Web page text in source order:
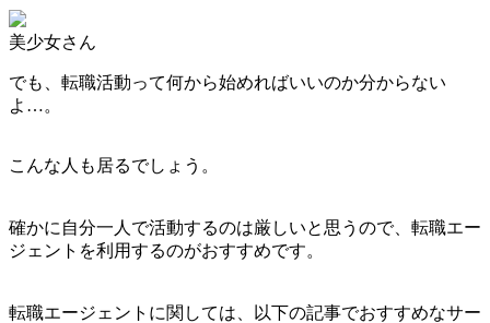
美少女さん
でも、転職活動って何から始めればいいのか分からない
よ…。
こんな人も居るでしょう。
確かに自分一人で活動するのは厳しいと思うので、転職エー
ジェントを利用するのがおすすめです。
転職エージェントに関しては、以下の記事でおすすめなサー